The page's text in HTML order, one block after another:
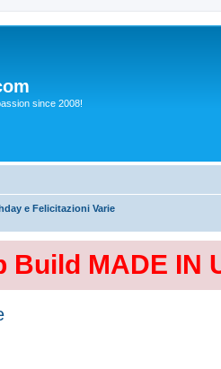
since 2008!
e Felicitazioni Varie
Build MADE IN